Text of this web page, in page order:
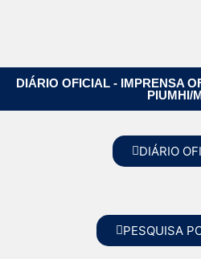
DIÁRIO OFICIAL - IMPRENSA
PIUMHI/
DIÁRIO
PESQUISA